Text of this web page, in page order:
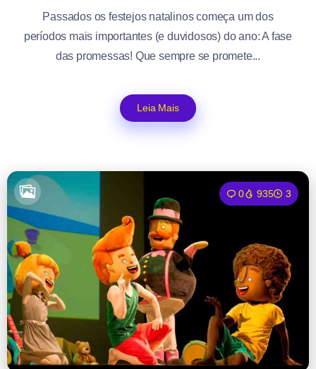
Passados os festejos natalinos começa um dos
períodos mais importantes (e duvidosos) do ano: A fase
das promessas! Que sempre se promete...
Leia Mais
0 935 3